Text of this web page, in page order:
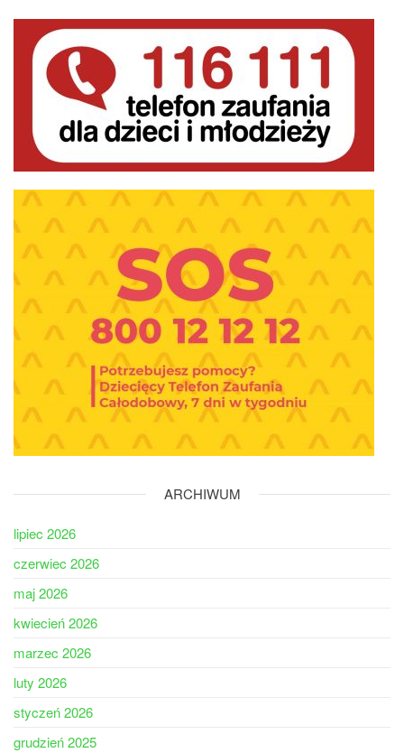
ARCHIWUM
lipiec 2026
czerwiec 2026
maj 2026
kwiecień 2026
marzec 2026
luty 2026
styczeń 2026
grudzień 2025